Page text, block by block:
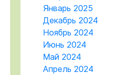
Январь 2025
Декабрь 2024
Ноябрь 2024
Июнь 2024
Май 2024
Апрель 2024